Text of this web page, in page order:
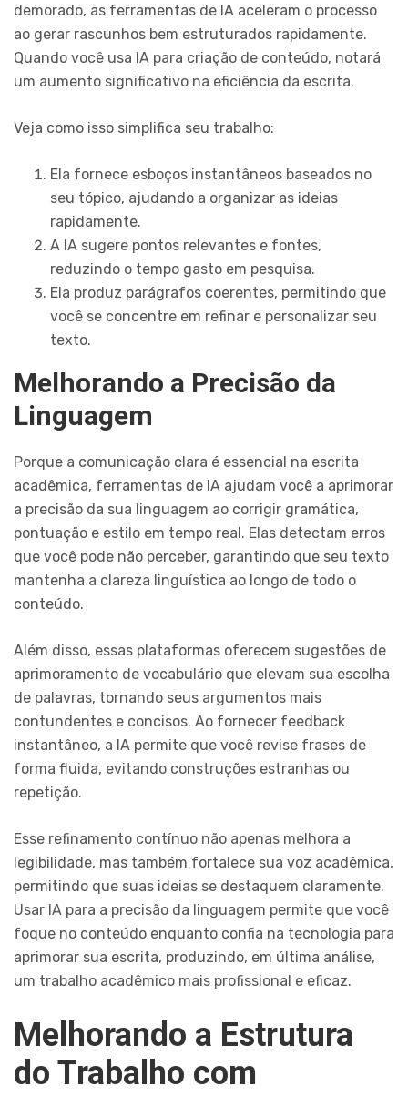
demorado, as ferramentas de IA aceleram o processo
ao gerar rascunhos bem estruturados rapidamente.
Quando você usa IA para criação de conteúdo, notará
um aumento significativo na eficiência da escrita.
Veja como isso simplifica seu trabalho:
Ela fornece esboços instantâneos baseados no
seu tópico, ajudando a organizar as ideias
rapidamente.
A IA sugere pontos relevantes e fontes,
reduzindo o tempo gasto em pesquisa.
Ela produz parágrafos coerentes, permitindo que
você se concentre em refinar e personalizar seu
texto.
Melhorando a Precisão da
Linguagem
Porque a comunicação clara é essencial na escrita
acadêmica, ferramentas de IA ajudam você a aprimorar
a precisão da sua linguagem ao corrigir gramática,
pontuação e estilo em tempo real. Elas detectam erros
que você pode não perceber, garantindo que seu texto
mantenha a clareza linguística ao longo de todo o
conteúdo.
Além disso, essas plataformas oferecem sugestões de
aprimoramento de vocabulário que elevam sua escolha
de palavras, tornando seus argumentos mais
contundentes e concisos. Ao fornecer feedback
instantâneo, a IA permite que você revise frases de
forma fluida, evitando construções estranhas ou
repetição.
Esse refinamento contínuo não apenas melhora a
legibilidade, mas também fortalece sua voz acadêmica,
permitindo que suas ideias se destaquem claramente.
Usar IA para a precisão da linguagem permite que você
foque no conteúdo enquanto confia na tecnologia para
aprimorar sua escrita, produzindo, em última análise,
um trabalho acadêmico mais profissional e eficaz.
Melhorando a Estrutura
do Trabalho com